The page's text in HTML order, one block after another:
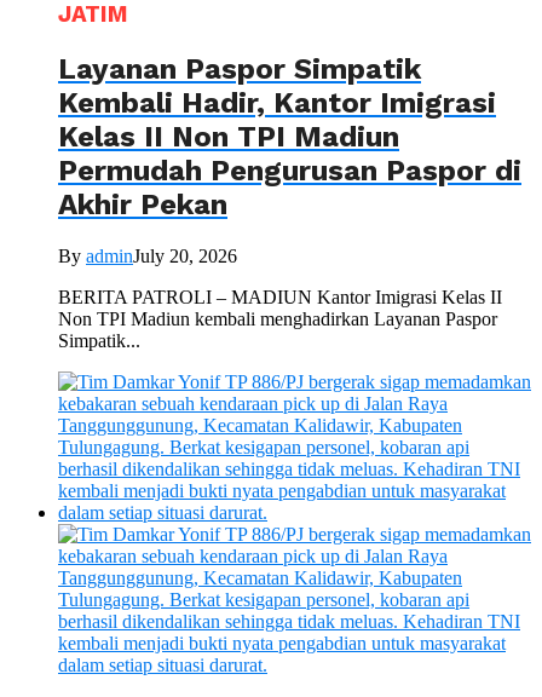
JATIM
Layanan Paspor Simpatik
Kembali Hadir, Kantor Imigrasi
Kelas II Non TPI Madiun
Permudah Pengurusan Paspor di
Akhir Pekan
By adminJuly 20, 2026
BERITA PATROLI – MADIUN Kantor Imigrasi Kelas II
Non TPI Madiun kembali menghadirkan Layanan Paspor
Simpatik...